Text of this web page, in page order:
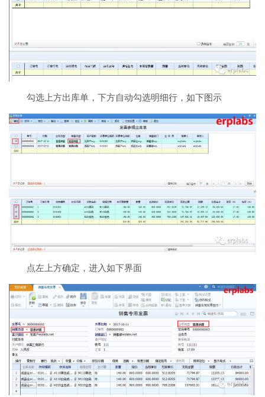
勾选上方出库单，下方自动勾选明细行，如下图示
点左上方确定，进入如下界面